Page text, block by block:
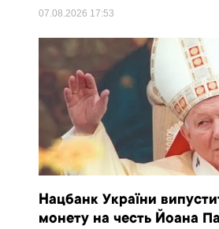
07.08.2026 17:53
Нацбанк України
монету на честь Йоана